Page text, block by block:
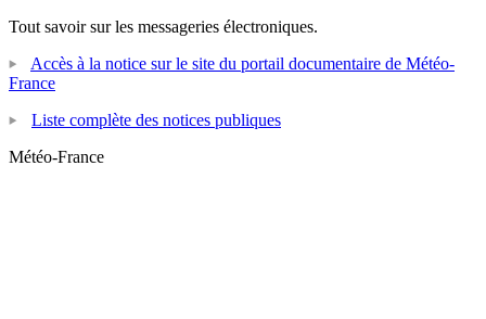
Tout savoir sur les messageries électroniques.
Accès à la notice sur le site du portail documentaire de Météo-
France
Liste complète des notices publiques
Météo-France